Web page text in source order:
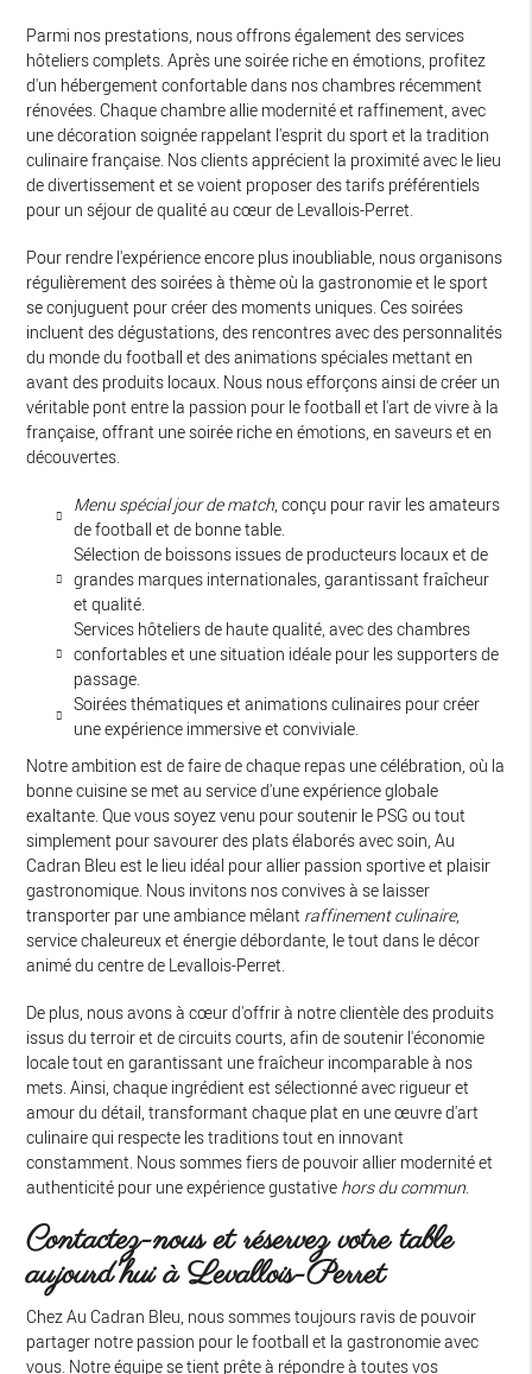
Parmi nos prestations, nous offrons également des services
hôteliers complets. Après une soirée riche en émotions, profitez
d'un hébergement confortable dans nos chambres récemment
rénovées. Chaque chambre allie modernité et raffinement, avec
une décoration soignée rappelant l'esprit du sport et la tradition
culinaire française. Nos clients apprécient la proximité avec le lieu
de divertissement et se voient proposer des tarifs préférentiels
pour un séjour de qualité au cœur de Levallois-Perret.
Pour rendre l'expérience encore plus inoubliable, nous organisons
régulièrement des soirées à thème où la gastronomie et le sport
se conjuguent pour créer des moments uniques. Ces soirées
incluent des dégustations, des rencontres avec des personnalités
du monde du football et des animations spéciales mettant en
avant des produits locaux. Nous nous efforçons ainsi de créer un
véritable pont entre la passion pour le football et l'art de vivre à la
française, offrant une soirée riche en émotions, en saveurs et en
découvertes.
Menu spécial jour de match, conçu pour ravir les amateurs
de football et de bonne table.
Sélection de boissons issues de producteurs locaux et de
grandes marques internationales, garantissant fraîcheur
et qualité.
Services hôteliers de haute qualité, avec des chambres
confortables et une situation idéale pour les supporters de
passage.
Soirées thématiques et animations culinaires pour créer
une expérience immersive et conviviale.
Notre ambition est de faire de chaque repas une célébration, où la
bonne cuisine se met au service d'une expérience globale
exaltante. Que vous soyez venu pour soutenir le PSG ou tout
simplement pour savourer des plats élaborés avec soin, Au
Cadran Bleu est le lieu idéal pour allier passion sportive et plaisir
gastronomique. Nous invitons nos convives à se laisser
transporter par une ambiance mêlant raffinement culinaire,
service chaleureux et énergie débordante, le tout dans le décor
animé du centre de Levallois-Perret.
De plus, nous avons à cœur d'offrir à notre clientèle des produits
issus du terroir et de circuits courts, afin de soutenir l'économie
locale tout en garantissant une fraîcheur incomparable à nos
mets. Ainsi, chaque ingrédient est sélectionné avec rigueur et
amour du détail, transformant chaque plat en une œuvre d'art
culinaire qui respecte les traditions tout en innovant
constamment. Nous sommes fiers de pouvoir allier modernité et
authenticité pour une expérience gustative hors du commun.
Contactez-nous et réservez votre table
aujourd'hui à Levallois-Perret
Chez Au Cadran Bleu, nous sommes toujours ravis de pouvoir
partager notre passion pour le football et la gastronomie avec
vous. Notre équipe se tient prête à répondre à toutes vos